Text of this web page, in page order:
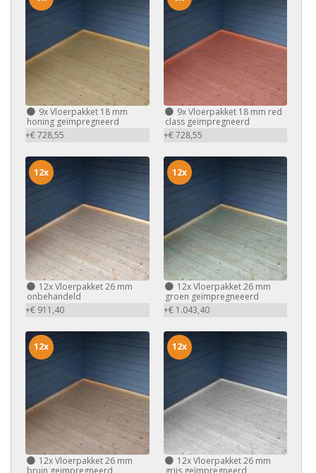
9xVloerpakket 18 mm
honing geïmpregneerd
+€ 728,55
9xVloerpakket 18 mm red
class geïmpregneerd
+€ 728,55
12xVloerpakket 26 mm
onbehandeld
+€ 911,40
12x
12xVloerpakket 26 mm
groen geïmpregneeerd
+€ 1.043,40
12x
12xVloerpakket 26 mm
bruin geïmpregneerd
12x
12xVloerpakket 26 mm
grijs geïmpregneerd
12x